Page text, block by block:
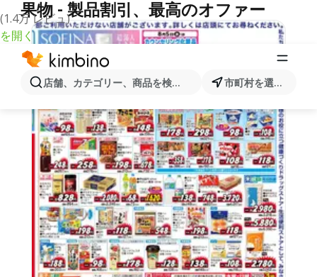
(1.4万 レビュ)
を開く
店舗、カテゴリー、商品を検索... 市町村を選択します
果物 - 製品割引、最高のオファー